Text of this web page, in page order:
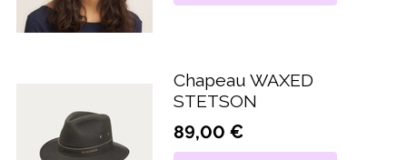
Chapeau WAXED
STETSON
89,00 €